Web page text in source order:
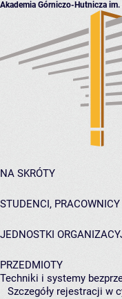
Akademia Górniczo-Hutnicza
NA SKRÓTY
STUDENCI, PRACOWNICY
JEDNOSTKI
PRZEDMIOTY
Techniki i systemy
Szczegóły rejestracji w